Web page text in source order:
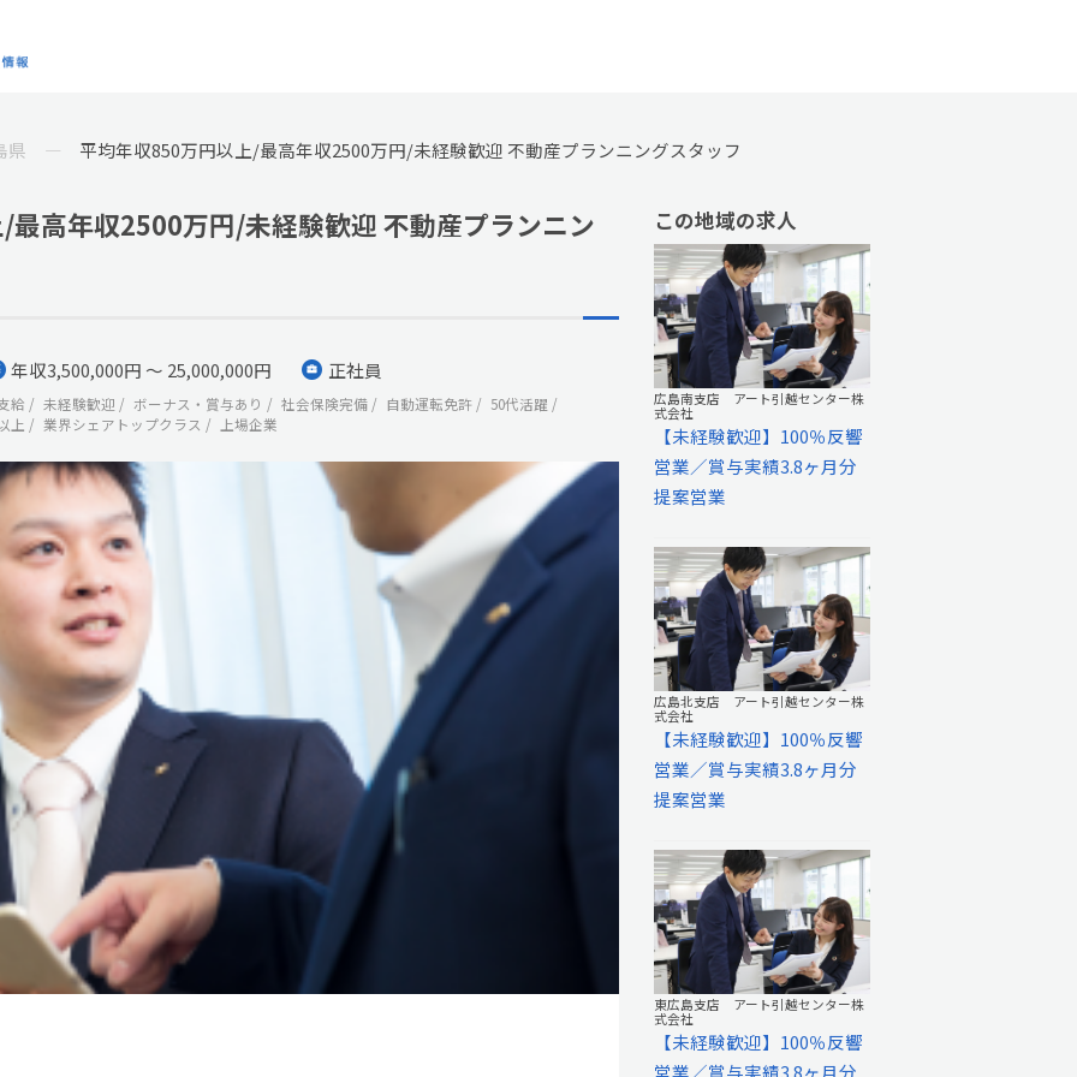
県 平均年収850万円以上/最高年収2500万円/未経験歓迎 不動産プランニングスタッフ
高年収2500万円/未経験歓迎 不動産プランニン
年収3,500,000円 ～ 25,000,000円 正社員
給 未経験歓迎 ボーナス・賞与あり 社会保険完備 自動運転免許
50代活躍
上
業界シェアトップクラス 上場企業
この地域の求人
広島南支店 アート引越センター株
式会社
【未経験歓迎】100％反響
営業／賞与実績3.8ヶ月分
提案営業
広島北支店 アート引越センター株
式会社
【未経験歓迎】100％反響
営業／賞与実績3.8ヶ月分
提案営業
東広島支店 アート引越センター株
式会社
【未経験歓迎】100％反響
営業／賞与実績3.8ヶ月分